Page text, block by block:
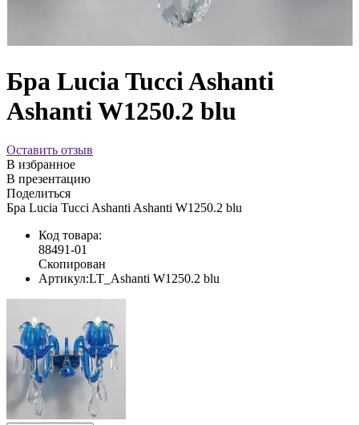
Бра Lucia Tucci Ashanti
Ashanti W1250.2 blu
Оставить отзыв
В избранное
В презентацию
Поделиться
Бра Lucia Tucci Ashanti Ashanti W1250.2 blu
Код товара:
88491-01
Скопирован
Артикул:LT_Ashanti W1250.2 blu